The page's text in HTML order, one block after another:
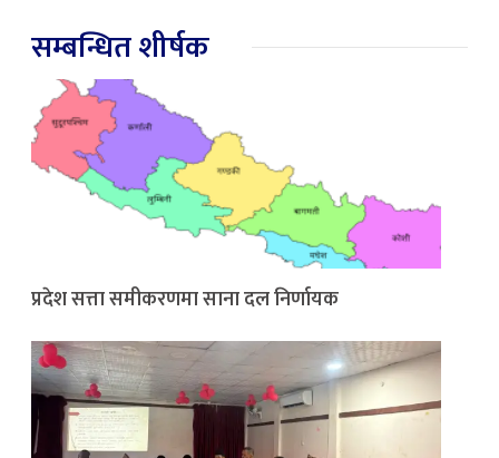
सम्बन्धित शीर्षक
प्रदेश सत्ता समीकरणमा साना दल निर्णायक